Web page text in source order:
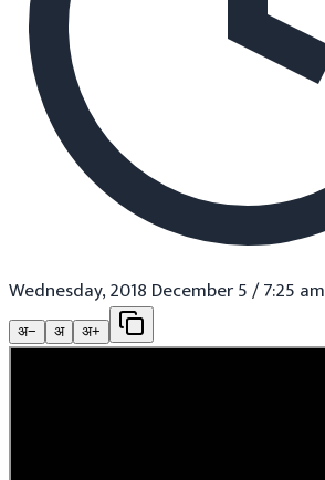
Wednesday, 2018 December 5 / 7:25 am
अ− अ अ+